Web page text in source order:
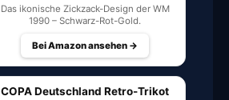
Das ikonische Zickzack-Design der WM
1990 – Schwarz-Rot-Gold.
Bei Amazon ansehen →
COPA Deutschland Retro-Trikot